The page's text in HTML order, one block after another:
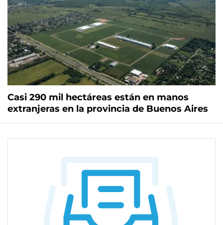
Casi 290 mil hectáreas están en manos
extranjeras en la provincia de Buenos Aires